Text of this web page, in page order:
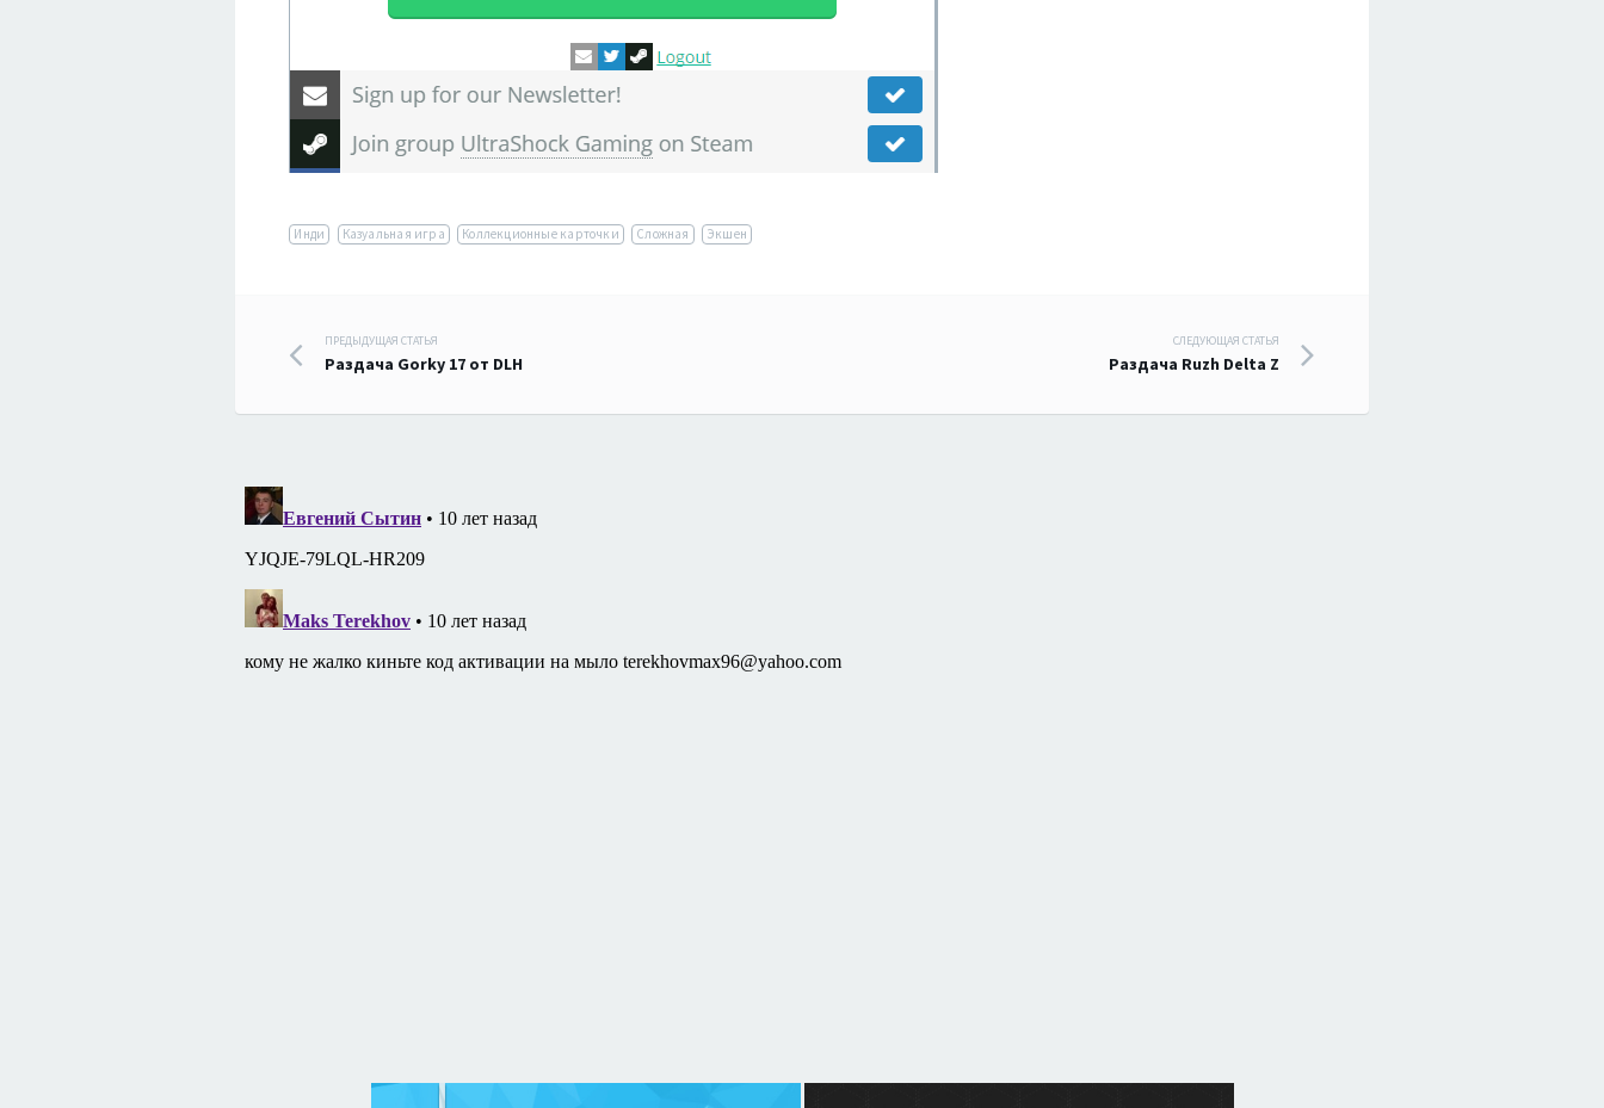
Инди Казуальная игра Коллекционные карточки Сложная Экшен
Навигация
по
ПРЕДЫДУЩАЯ СТАТЬЯ
Раздача Gorky 17 от DLH
СЛЕДУЮЩАЯ СТАТЬЯ
Раздача Ruzh Delta Z